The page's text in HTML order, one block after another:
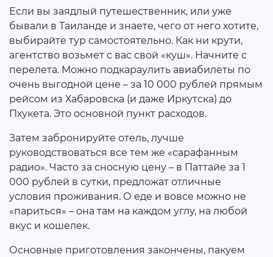
Если вы заядлый путешественник, или уже
бывали в Таиланде и знаете, чего от него хотите,
выбирайте тур самостоятельно. Как ни крути,
агентство возьмет с вас свой «куш». Начните с
перелета. Можно подкараулить авиабилеты по
очень выгодной цене – за 10 000 рублей прямым
рейсом из Хабаровска (и даже Иркутска) до
Пхукета. Это основной пункт расходов.
Затем забронируйте отель, лучше
руководствоваться все тем же «сарафанным
радио». Часто за сносную цену – в Паттайе за 1
000 рублей в сутки, предложат отличные
условия проживания. О еде и вовсе можно не
«париться» – она там на каждом углу, на любой
вкус и кошелек.
Основные приготовления закончены, пакуем